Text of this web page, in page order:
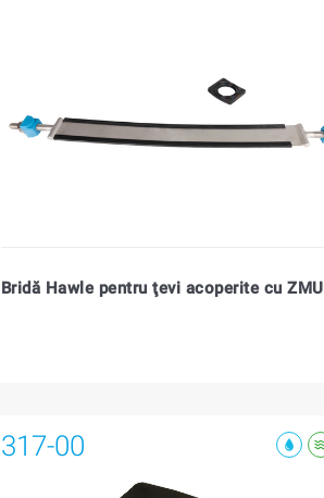
Bridă Hawle pentru ţevi acoperite cu ZMU
317-00